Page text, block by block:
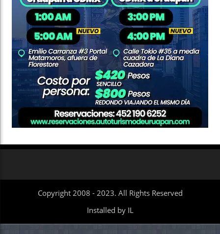
Copyright 2008 - 2023. All Rights Reserved
Installed by IL